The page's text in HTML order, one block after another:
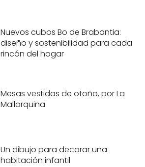
Nuevos cubos Bo de Brabantia:
diseño y sostenibilidad para cada
rincón del hogar
Mesas vestidas de otoño, por La
Mallorquina
Un dibujo para decorar una
habitación infantil